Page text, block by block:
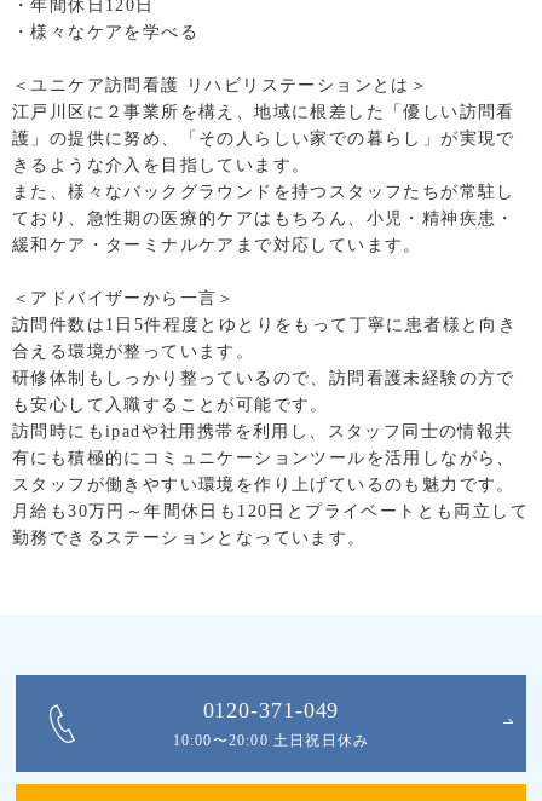
・年間休日120日
・様々なケアを学べる
＜ユニケア訪問看護 リハビリステーションとは＞
江戸川区に２事業所を構え、地域に根差した「優しい訪問看
護」の提供に努め、「その人らしい家での暮らし」が実現で
きるような介入を目指しています。
また、様々なバックグラウンドを持つスタッフたちが常駐し
ており、急性期の医療的ケアはもちろん、小児・精神疾患・
緩和ケア・ターミナルケアまで対応しています。
＜アドバイザーから一言＞
訪問件数は1日5件程度とゆとりをもって丁寧に患者様と向き
合える環境が整っています。
研修体制もしっかり整っているので、訪問看護未経験の方で
も安心して入職することが可能です。
訪問時にもipadや社用携帯を利用し、スタッフ同士の情報共
有にも積極的にコミュニケーションツールを活用しながら、
スタッフが働きやすい環境を作り上げているのも魅力です。
月給も30万円～年間休日も120日とプライベートとも両立して
勤務できるステーションとなっています。
0120-371-049
10:00〜20:00 土日祝日休み